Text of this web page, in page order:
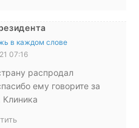
в каждом слове
07:16
распродал
ему говорите за
Клиника